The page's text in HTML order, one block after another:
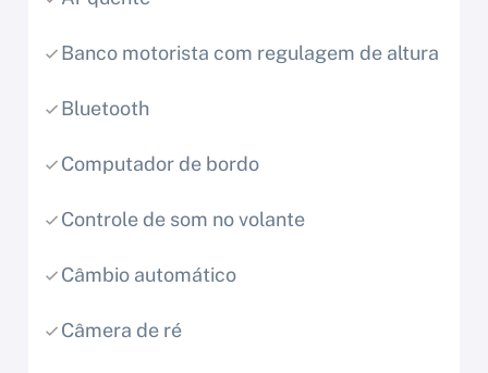
Banco motorista com regulagem de altura
Bluetooth
Computador de bordo
Controle de som no volante
Câmbio automático
Câmera de ré